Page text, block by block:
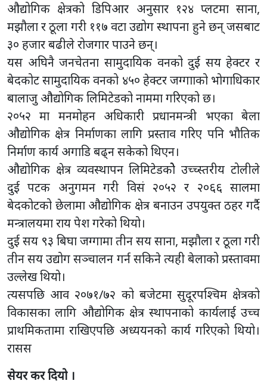
औद्योगिक क्षेत्रको डिपिआर अनुसार १२४ प्लटमा साना,
मझौला र ठूला गरी ११७ वटा उद्योग स्थापना हुने छन् जसबाट
३० हजार बढीले रोजगार पाउने छन्।
यस अघिनै जनचेतना सामुदायिक वनको दुई सय हेक्टर र
बेदकोट सामुदायिक वनको ४५० हेक्टर जग्गााको भोगाधिकार
बालाजु औद्योगिक लिमिटेडको नाममा गरिएको छ।
२०५२ मा मनमोहन अधिकारी प्रधानमन्त्री भएका बेला
औद्योगिक क्षेत्र निर्माणका लागि प्रस्ताव गरिए पनि भौतिक
निर्माण कार्य अगाडि बढ्न सकेको थिएन।
औद्योगिक क्षेत्र व्यवस्थापन लिमिटेडकोे उच्च्स्तरीय टोलीले
दुई पटक अनुगमन गरी विसं २०५२ र २०६६ सालमा
बेदकोटको छेलामा औद्योगिक क्षेत्र बनाउन उपयुक्त ठहर गर्दै
मन्त्रालयमा राय पेश गरेको थियो।
दुई सय ९३ बिघा जग्गामा तीन सय साना, मझौला र ठूला गरी
तीन सय उद्योग सञ्चालन गर्न सकिने त्यही बेलाको प्रस्तावमा
उल्लेख थियो।
त्यसपछि आव २०७१/७२ को बजेटमा सुदूरपश्चिम क्षेत्रको
विकासका लागि औद्योगिक क्षेत्र स्थापनाको कार्यलाई उच्च
प्राथमिकतामा राखिएपछि अध्ययनको कार्य गरिएको थियो।
रासस
सेयर कर दियो ।